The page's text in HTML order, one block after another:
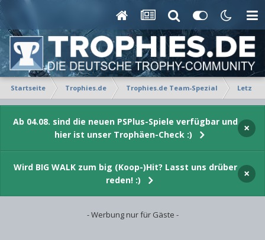
Startseite Trophies.de Trophies.de Team-Spezial Letzte
Ab 04.08. sind die neuen PSPlus-Spiele verfügbar und
hier ist unser Trophäen-Check :)
×
Wird BIG WALK zum big (Koop-)Hit? Lasst uns drüber
reden! :)
×
- Werbung nur für Gäste -